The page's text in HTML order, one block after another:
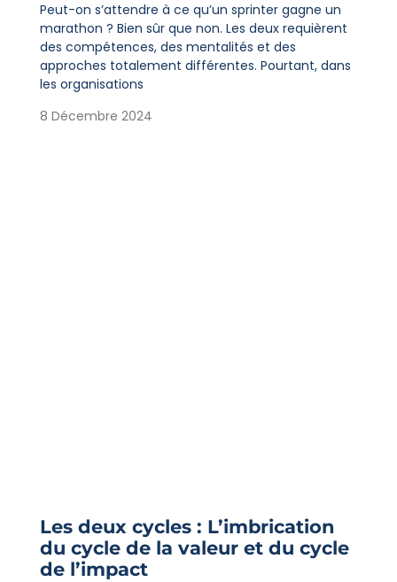
Peut-on s’attendre à ce qu’un sprinter gagne un
marathon ? Bien sûr que non. Les deux requièrent
des compétences, des mentalités et des
approches totalement différentes. Pourtant, dans
les organisations
8 Décembre 2024
Les deux cycles : L’imbrication
du cycle de la valeur et du cycle
de l’impact